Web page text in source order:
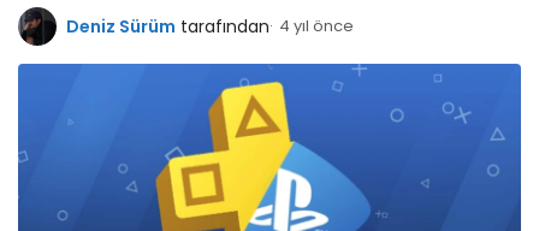
Deniz Sürüm tarafından 4 yıl önce